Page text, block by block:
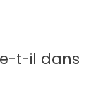
t-il dans